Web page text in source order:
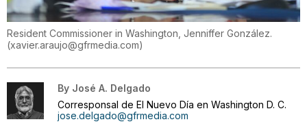
Resident Commissioner in Washington, Jenniffer González.
(xavier.araujo@gfrmedia.com)
By José A. Delgado
Corresponsal de El Nuevo Día en Washington D. C.
jose.delgado@gfrmedia.com